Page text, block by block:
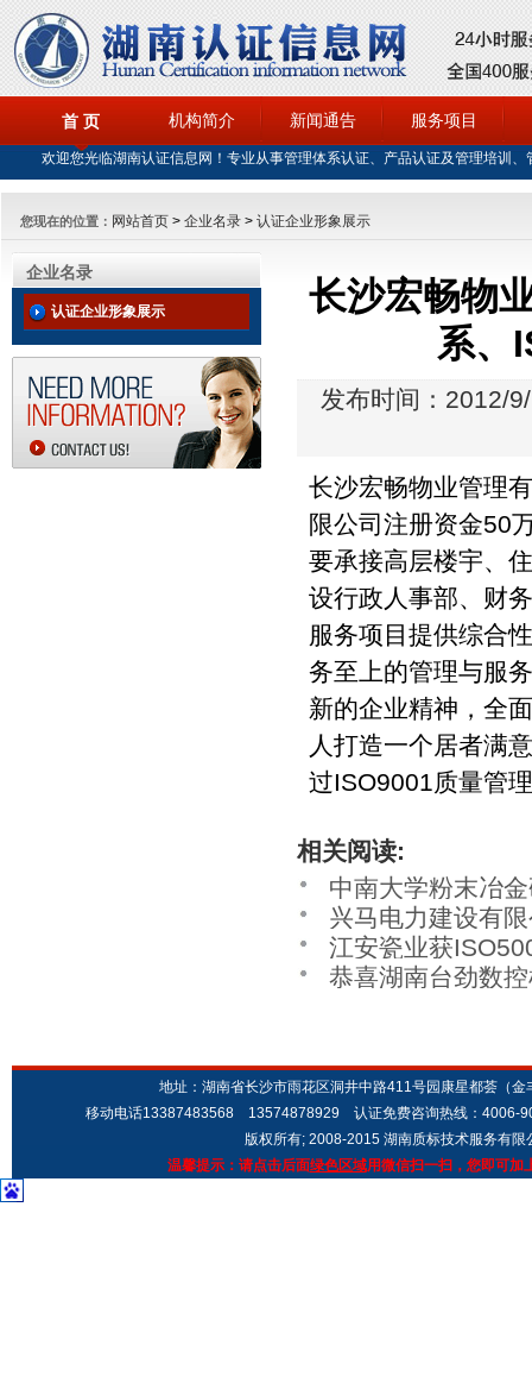
首 页
欢迎您光临湖南认证信息网！专业从事管理体系认证、产品认证及管理培训
机构简介 新闻通告 服务项目
您现在的位置： 网站首页 > 企业名录 > 认证企业形象展示
企业名录
认证企业形象展示
长沙宏畅物
系、
发布时间：2012/
长沙宏畅物业管理
限公司注册资金50
要承接高层楼宇、
设行政人事部、财
服务项目提供综合
务至上的管理与服
新的企业精神，全
人打造一个居者满
过ISO9001质量管
相关阅读:
中南大学粉末冶
ISO14001:2015
系认证
兴马电力建设有
环境管理体系认
江安瓷业获
恭喜湖南台劲数
地址：湖南省长沙市雨花区洞井中路411号园康星都荟（
移动电话13387483568 13574878929 认证免费咨询热线：4006-
版权所有; 2008-2015 湖南质标技术服务有限
温馨提示：请点击后面绿色区域用微信扫一扫，您即可加